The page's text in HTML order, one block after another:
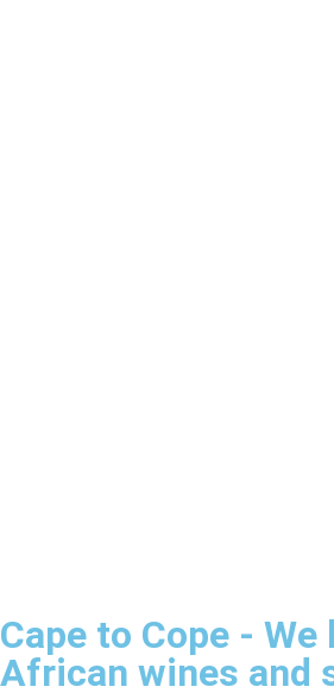
Cape to Cope - We
African wines and